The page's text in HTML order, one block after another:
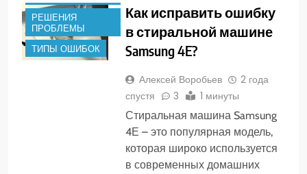
РЕШЕНИЯ
ПРОБЛЕМЫ
ТИПЫ ОШИБОК
Как исправить ошибку
в стиральной машине
Samsung 4E?
Алексей Воробьев
2 года
спустя
3 1 минуты
Стиральная машина Samsung
4Е – это популярная модель,
которая широко используется
в современных домашних